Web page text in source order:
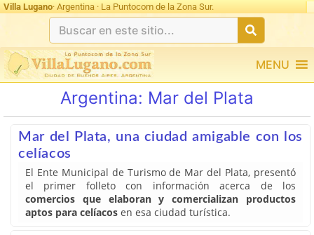
Villa Lugano· Argentina · La Puntocom de la Zona Sur.
MENU
Argentina: Mar del Plata
Mar del Plata, una ciudad amigable con los
celíacos
El Ente Municipal de Turismo de Mar del Plata, presentó
el primer folleto con información acerca de los
comercios que elaboran y comercializan productos
aptos para celíacos en esa ciudad turística.